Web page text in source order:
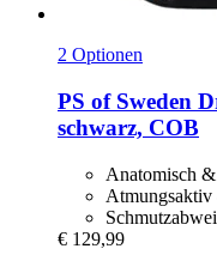
2 Optionen
PS of Sweden
schwarz, COB
Anatomisch
Atmungsaktiv
€ 129,99